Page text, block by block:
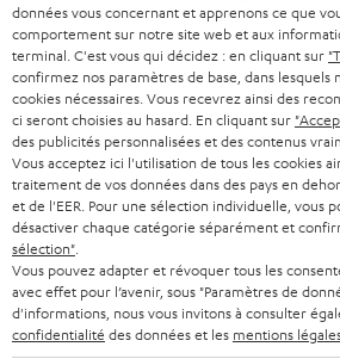
v
e
z
-
v
o
u
s
à
l
Catégories
HOME CINEMA
SYSTEMES COMPLETS HOME CINEMA
Société
SUPPORT
Boutiques en ligne Teufel
données vous concernant et apprenons ce que
comportement sur notre site web et aux
terminal. C'est vous qui décidez : en cliquant sur
confirmez nos paramètres de base, dans lesquels
cookies nécessaires. Vous recevrez ainsi des
ci seront choisies au hasard. En cliquant sur
des publicités personnalisées et des contenus
Vous acceptez ici l'utilisation de tous les cookies
traitement de vos données dans des pays en
et de l'EER. Pour une sélection individuelle, vous
désactiver chaque catégorie séparément et
sélection"
Vous pouvez adapter et révoquer tous les
avec effet pour l’avenir, sous "Paramètres de
d'informations, nous vous invitons à consulter
confidentialité des données et les mentions